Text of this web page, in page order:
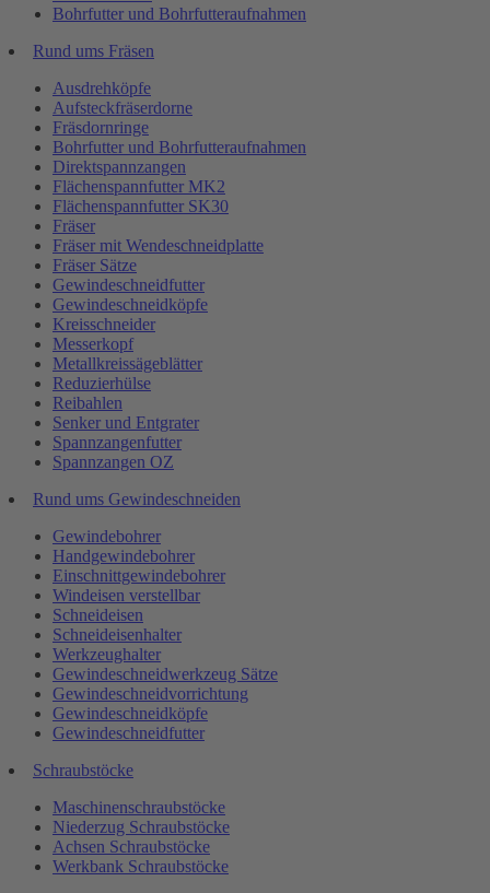
Bohrfutter und Bohrfutteraufnahmen
Rund ums Fräsen
Ausdrehköpfe
Aufsteckfräserdorne
Fräsdornringe
Bohrfutter und Bohrfutteraufnahmen
Direktspannzangen
Flächenspannfutter MK2
Flächenspannfutter SK30
Fräser
Fräser mit Wendeschneidplatte
Fräser Sätze
Gewindeschneidfutter
Gewindeschneidköpfe
Kreisschneider
Messerkopf
Metallkreissägeblätter
Reduzierhülse
Reibahlen
Senker und Entgrater
Spannzangenfutter
Spannzangen OZ
Rund ums Gewindeschneiden
Gewindebohrer
Handgewindebohrer
Einschnittgewindebohrer
Windeisen verstellbar
Schneideisen
Schneideisenhalter
Werkzeughalter
Gewindeschneidwerkzeug Sätze
Gewindeschneidvorrichtung
Gewindeschneidköpfe
Gewindeschneidfutter
Schraubstöcke
Maschinenschraubstöcke
Niederzug Schraubstöcke
Achsen Schraubstöcke
Werkbank Schraubstöcke